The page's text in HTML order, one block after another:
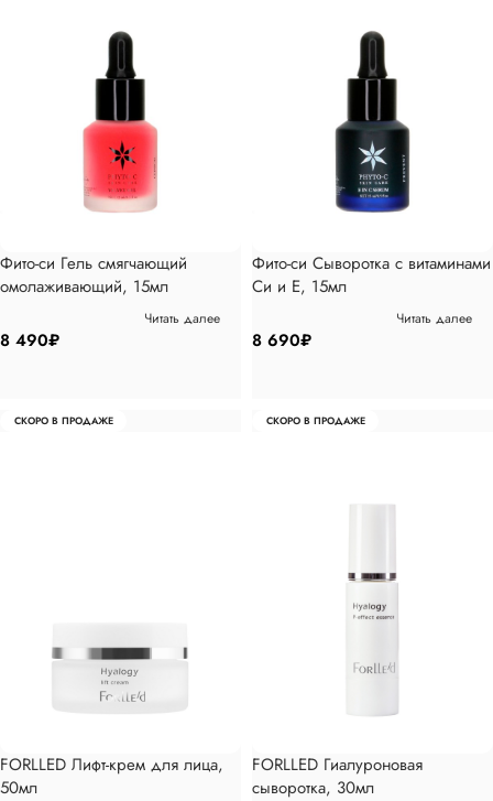
Фито-си Гель смягчающий
омолаживающий, 15мл
8 490₽
Читать далее
Фито-си Сыворотка с витаминами
Cи и E, 15мл
8 690₽
Читать далее
СКОРО В ПРОДАЖЕ
FORLLED Лифт-крем для лица,
50мл
СКОРО В ПРОДАЖЕ
FORLLED Гиалуроновая
сыворотка, 30мл